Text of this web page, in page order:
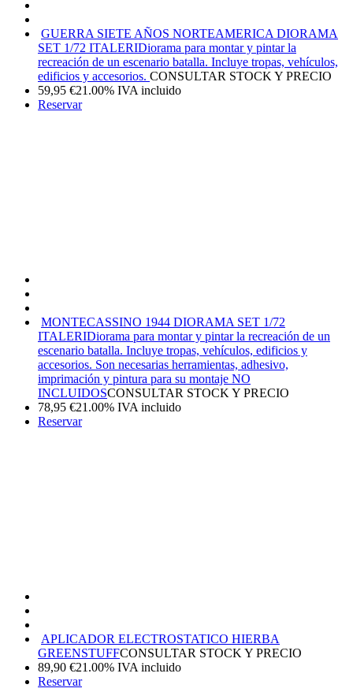
GUERRA SIETE AÑOS NORTEAMERICA DIORAMA
SET 1/72 ITALERIDiorama para montar y pintar la
recreación de un escenario batalla. Incluye tropas, vehículos,
edificios y accesorios. CONSULTAR STOCK Y PRECIO
59,95 €21.00% IVA incluido
Reservar
MONTECASSINO 1944 DIORAMA SET 1/72
ITALERIDiorama para montar y pintar la recreación de un
escenario batalla. Incluye tropas, vehículos, edificios y
accesorios. Son necesarias herramientas, adhesivo,
imprimación y pintura para su montaje NO
INCLUIDOSCONSULTAR STOCK Y PRECIO
78,95 €21.00% IVA incluido
Reservar
APLICADOR ELECTROSTATICO HIERBA
GREENSTUFFCONSULTAR STOCK Y PRECIO
89,90 €21.00% IVA incluido
Reservar